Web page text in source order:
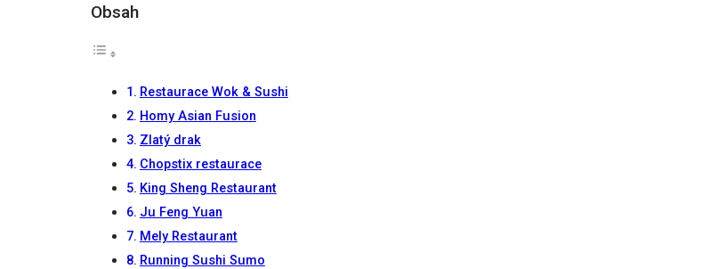
Obsah
Restaurace Wok & Sushi
Homy Asian Fusion
Zlatý drak
Chopstix restaurace
King Sheng Restaurant
Ju Feng Yuan
Mely Restaurant
Running Sushi Sumo